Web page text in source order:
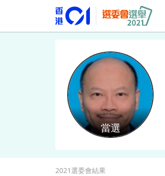
潘榮輝
2021選委會結果